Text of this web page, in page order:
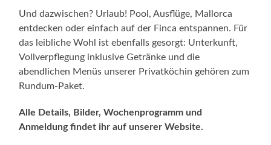
Und dazwischen? Urlaub! Pool, Ausflüge, Mallorca
entdecken oder einfach auf der Finca entspannen. Für
das leibliche Wohl ist ebenfalls gesorgt: Unterkunft,
Vollverpflegung inklusive Getränke und die
abendlichen Menüs unserer Privatköchin gehören zum
Rundum-Paket.
Alle Details, Bilder, Wochenprogramm und
Anmeldung findet ihr auf unserer Website.